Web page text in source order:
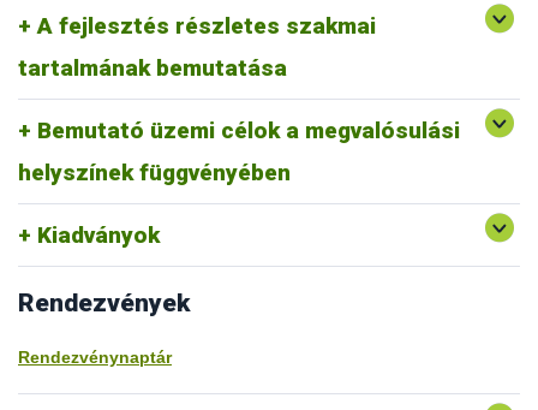
A fejlesztés részletes szakmai
tartalmának bemutatása
állomáson (Tordas, Pölöske, Székkutas, Monorierdő)
valósulna meg bemutató üzemi program.
Bemutató üzemi célok a megvalósulási
helyszínek függvényében
Tordas
kertészeti (zöldség, gyümölcs) fajok, szántóföldi
és üvegházi termesztési körülmények, ökológiai
gazdálkodásra alkalmas fajták vizsgálata
Pölöske
kertészeti (gyümölcs) fajok
Székkutas
szántóföldi fajok vizsgálata
Monorierdő erdészeti fajok vizsgálata, fajtakitermesztés
Kiadványok
Rendezvények
Rendezvénynaptár